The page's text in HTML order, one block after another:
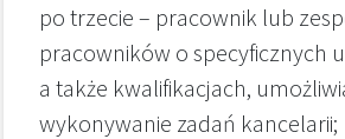
po trzecie – pracownik lub
pracowników o specyficznych
a także kwalifikacjach,
wykonywanie zadań kancelarii;